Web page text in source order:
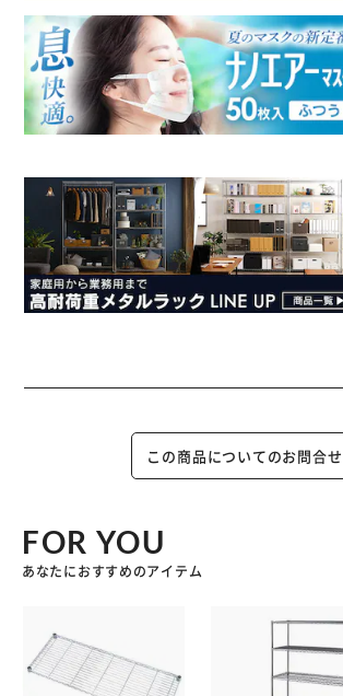
この商品についてのお問合せ
FOR YOU
あなたにおすすめのアイテム